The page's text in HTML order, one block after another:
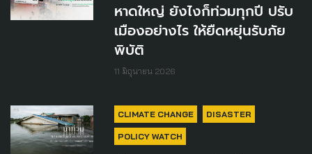
หาดใหญ่ ยังไงก็ท่วมทุกปี ปรับ
เมืองอย่างไร ให้ยืดหยุ่นรับภัย
พิบัติ
11 มิถุนายน 2026
CLIMATE CHANGE DISASTER
POLICY WATCH